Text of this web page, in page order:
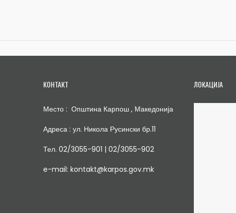
КОНТАКТ
Место : Општина Карпош , Македонија
Адреса : ул. Никола Русински бр.11
Тел. 02/3055-901 | 02/3055-902
e-mail: kontakt@karpos.gov.mk
ЛОКАЦИЈА